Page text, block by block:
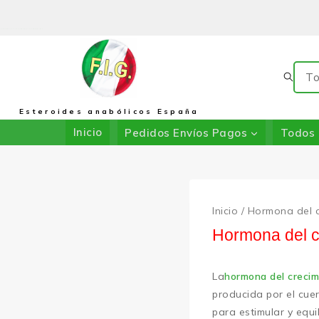
Esteroides anabólicos España
Inicio Pedidos Envíos Pagos Todos
Inicio / Hormona del
Hormona del
Lahormona del
producida por el
para estimular y